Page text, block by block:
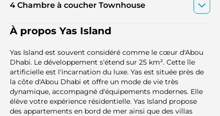
4 Chambre à coucher Townhouse
À propos Yas Island
Yas Island est souvent considéré comme le cœur d'Abou
Dhabi. Le développement s'étend sur 25 km². Cette île
artificielle est l'incarnation du luxe. Yas est située près de
la côte d'Abou Dhabi et offre un mode de vie très
dynamique, accompagné d'équipements modernes. Elle
élève votre expérience résidentielle. Yas Island propose
des appartements en bord de mer ainsi que des villas